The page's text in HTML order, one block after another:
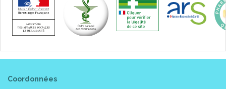
Coordonnées